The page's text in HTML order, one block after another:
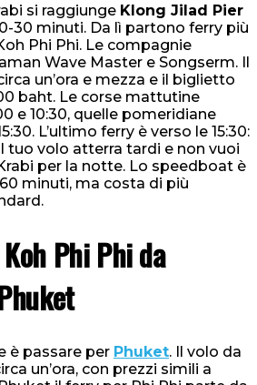
si raggiunge Klong Jilad Pier
30 minuti. Da lì partono ferry più
Phi Phi. Le compagnie
Wave Master e Songserm. Il
un’ora e mezza e il biglietto
baht. Le corse mattutine
e 10:30, quelle pomeridiane
L’ultimo ferry è verso le 15:30:
tuo volo atterra tardi e non vuoi
per la notte. Lo speedboat è
minuti, ma costa di più
Phi Phi da
è passare per Phuket. Il volo da
un’ora, con prezzi simili a